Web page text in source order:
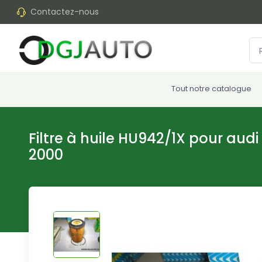
Contactez-nous
Tout notre catalogue
Filtre à huile HU942/1X pour audi
2000